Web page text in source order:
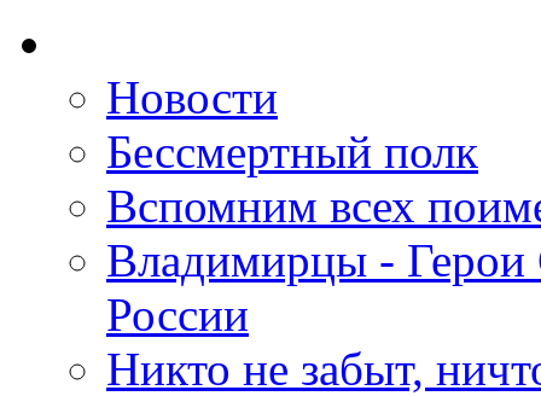
Новости
Бессмертный полк
Вспомним всех
Владимирцы - Герои
России
Никто не забыт,